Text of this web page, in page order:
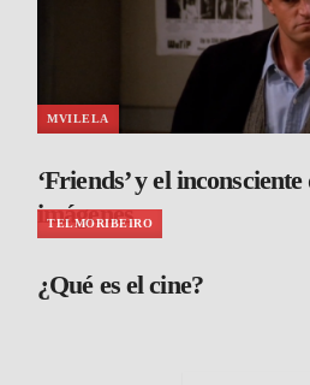
MVILELA
‘Friends’ y el inconsciente
imágenes
TELMORIBEIRO
¿Qué es el cine?